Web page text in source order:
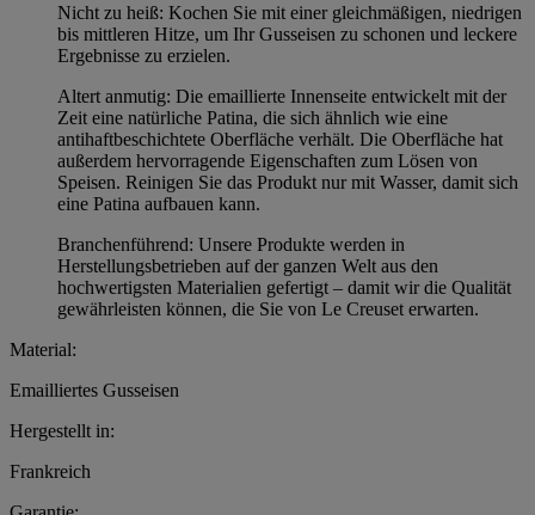
Nicht zu heiß: Kochen Sie mit einer gleichmäßigen, niedrigen
bis mittleren Hitze, um Ihr Gusseisen zu schonen und leckere
Ergebnisse zu erzielen.
Altert anmutig: Die emaillierte Innenseite entwickelt mit der
Zeit eine natürliche Patina, die sich ähnlich wie eine
antihaftbeschichtete Oberfläche verhält. Die Oberfläche hat
außerdem hervorragende Eigenschaften zum Lösen von
Speisen. Reinigen Sie das Produkt nur mit Wasser, damit sich
eine Patina aufbauen kann.
Branchenführend: Unsere Produkte werden in
Herstellungsbetrieben auf der ganzen Welt aus den
hochwertigsten Materialien gefertigt – damit wir die Qualität
gewährleisten können, die Sie von Le Creuset erwarten.
Material:
Emailliertes Gusseisen
Hergestellt in:
Frankreich